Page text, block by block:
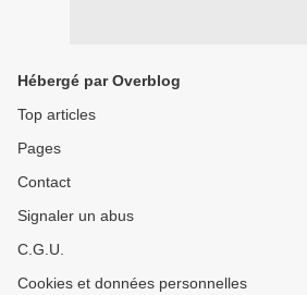
Hébergé par Overblog
Top articles
Pages
Contact
Signaler un abus
C.G.U.
Cookies et données personnelles